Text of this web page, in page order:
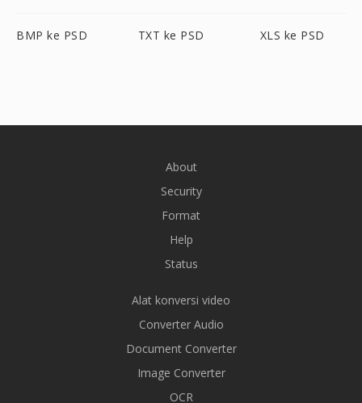
BMP ke PSD TXT ke PSD XLS ke PSD
About
Security
Format
Help
Status
Alat konversi video
Converter Audio
Document Converter
Image Converter
OCR